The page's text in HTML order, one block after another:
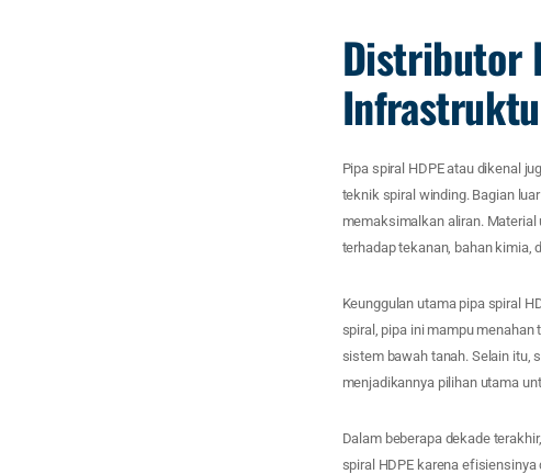
Distributor
Pipa spiral HDPE atau dikenal
teknik spiral winding. Bagian
memaksimalkan aliran. Material
terhadap tekanan, bahan kimia,
Keunggulan utama pipa spiral
spiral, pipa ini mampu menahan
sistem bawah tanah. Selain itu,
menjadikannya pilihan utama
Dalam beberapa dekade
spiral HDPE karena